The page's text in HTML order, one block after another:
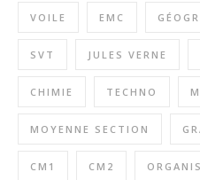
VOILE EMC
SVT JULES VERNE
CHIMIE TECHNO
MOYENNE SECTION
CM1 CM2